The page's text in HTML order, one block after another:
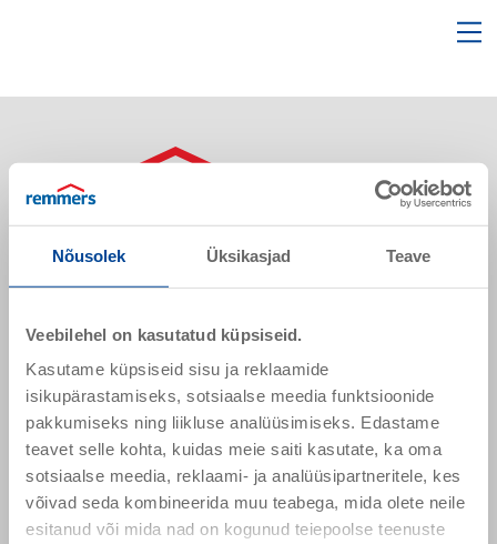
Nõusolek Üksikasjad Teave
Veebilehel on kasutatud küpsiseid.
Kasutame küpsiseid sisu ja reklaamide
isikupärastamiseks, sotsiaalse meedia funktsioonide
pakkumiseks ning liikluse analüüsimiseks. Edastame
teavet selle kohta, kuidas meie saiti kasutate, ka oma
sotsiaalse meedia, reklaami- ja analüüsipartneritele, kes
võivad seda kombineerida muu teabega, mida olete neile
esitanud või mida nad on kogunud teiepoolse teenuste
Sõpruse pst 145
Eesti
remmers.ee@remmers.com
+ 372 51 64 302
+ 372 53444931